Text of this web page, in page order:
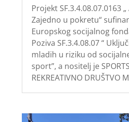
Projekt SF.3.4.08.07.0163
Zajedno u pokretu“
Europskog socijalnog
Poziva SF.3.4.08.07 “
mladih u riziku od
sport”, a nositelj je
REKREATIVNO DRUŠTVO